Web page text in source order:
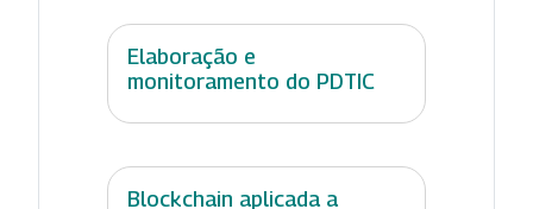
Elaboração e
monitoramento do PDTIC
Blockchain aplicada a